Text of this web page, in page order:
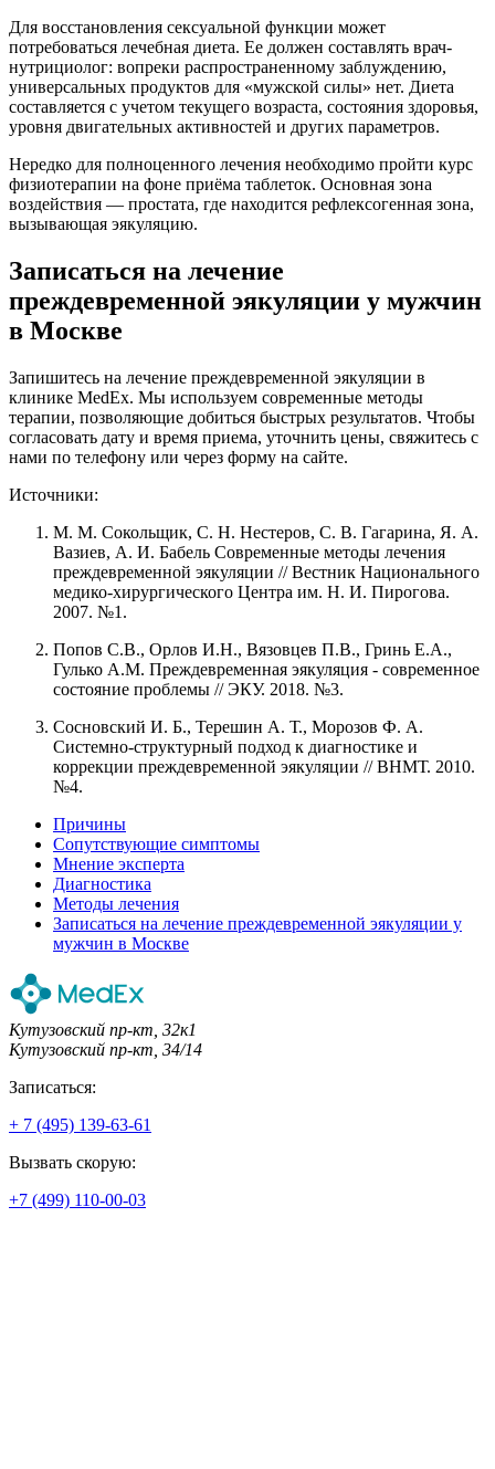
Для восстановления сексуальной функции может
потребоваться лечебная диета. Ее должен составлять врач-
нутрициолог: вопреки распространенному заблуждению,
универсальных продуктов для «мужской силы» нет. Диета
составляется с учетом текущего возраста, состояния здоровья,
уровня двигательных активностей и других параметров.
Нередко для полноценного лечения необходимо пройти курс
физиотерапии на фоне приёма таблеток. Основная зона
воздействия — простата, где находится рефлексогенная зона,
вызывающая эякуляцию.
Записаться на лечение
преждевременной эякуляции у мужчин
в Москве
Запишитесь на лечение преждевременной эякуляции в
клинике MedEx. Мы используем современные методы
терапии, позволяющие добиться быстрых результатов. Чтобы
согласовать дату и время приема, уточнить цены, свяжитесь с
нами по телефону или через форму на сайте.
Источники:
М. М. Сокольщик, С. Н. Нестеров, С. В. Гагарина, Я. А.
Вазиев, А. И. Бабель Современные методы лечения
преждевременной эякуляции // Вестник Национального
медико-хирургического Центра им. Н. И. Пирогова.
2007. №1.
Попов С.В., Орлов И.Н., Вязовцев П.В., Гринь Е.А.,
Гулько А.М. Преждевременная эякуляция - современное
состояние проблемы // ЭКУ. 2018. №3.
Сосновский И. Б., Терешин А. Т., Морозов Ф. А.
Системно-структурный подход к диагностике и
коррекции преждевременной эякуляции // ВНМТ. 2010.
№4.
Причины
Сопутствующие симптомы
Мнение эксперта
Диагностика
Методы лечения
Записаться на лечение преждевременной эякуляции у
мужчин в Москве
Кутузовский пр-кт, 32к1
Кутузовский пр-кт, 34/14
Записаться:
+ 7 (495) 139-63-61
Вызвать скорую:
+7 (499) 110-00-03